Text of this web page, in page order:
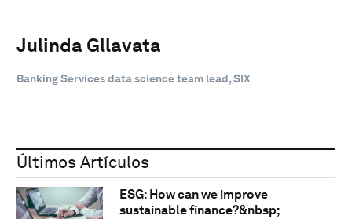
Julinda Gllavata
Banking Services data science team lead, SIX
Últimos Artículos
ESG: How can we improve
sustainable finance?&nbsp;